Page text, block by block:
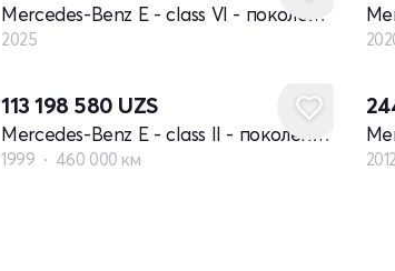
Mercedes-Benz E - class VI - поколение (W214, S214)
2025
113 198 580 UZS
Mercedes-Benz E - class II - поколение W210
1999 460 000 км 2012